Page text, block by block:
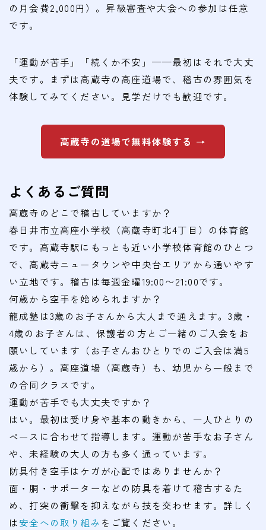
の月会費2,000円）。昇級審査や大会への参加は任意
です。
「運動が苦手」「続くか不安」——最初はそれで大丈
夫です。まずは高蔵寺の高座道場で、稽古の雰囲気を
体験してみてください。見学だけでも歓迎です。
高蔵寺の道場で無料体験する →
よくあるご質問
高蔵寺のどこで稽古していますか？
春日井市立高座小学校（高蔵寺町北4丁目）の体育館
です。高蔵寺駅にもっとも近い小学校体育館のひとつ
で、高蔵寺ニュータウンや中央台エリアから通いやす
い立地です。稽古は毎週金曜19:00〜21:00です。
何歳から空手を始められますか？
龍成塾は3歳のお子さんから大人まで通えます。3歳・
4歳のお子さんは、保護者の方とご一緒のご入会をお
願いしています（お子さんおひとりでのご入会は満5
歳から）。高座道場（高蔵寺）も、幼児から一般まで
の合同クラスです。
運動が苦手でも大丈夫ですか？
はい。最初は受け身や基本の動きから、一人ひとりの
ペースに合わせて指導します。運動が苦手なお子さん
や、未経験の大人の方も多く通っています。
防具付き空手はケガが心配ではありませんか？
面・胴・サポーターなどの防具を着けて稽古するた
め、打突の衝撃を抑えながら技を交わせます。詳しく
は安全への取り組み をご覧ください。